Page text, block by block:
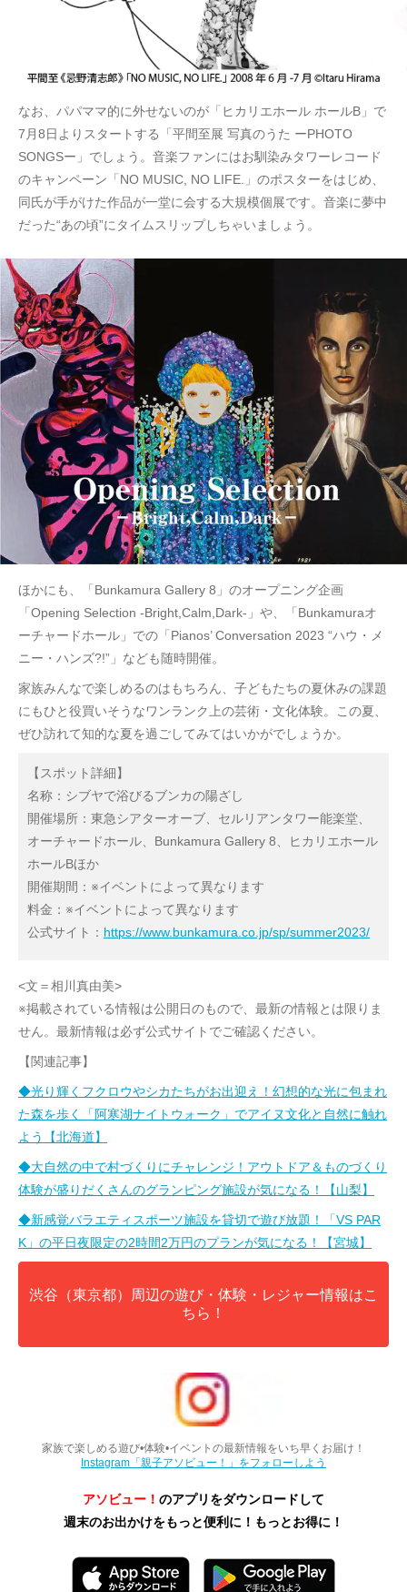
なお、パパママ的に外せないのが「ヒカリエホール ホールB」で
7月8日よりスタートする「平間至展 写真のうた ーPHOTO
SONGSー」でしょう。音楽ファンにはお馴染みタワーレコード
のキャンペーン「NO MUSIC, NO LIFE.」のポスターをはじめ、
同氏が手がけた作品が一堂に会する大規模個展です。音楽に夢中
だった“あの頃”にタイムスリップしちゃいましょう。
ほかにも、「Bunkamura Gallery 8」のオープニング企画
「Opening Selection -Bright,Calm,Dark-」や、「Bunkamuraオ
ーチャードホール」での「Pianos’ Conversation 2023 “ハウ・メ
ニー・ハンズ?!”」なども随時開催。
家族みんなで楽しめるのはもちろん、子どもたちの夏休みの課題
にもひと役買いそうなワンランク上の芸術・文化体験。この夏、
ぜひ訪れて知的な夏を過ごしてみてはいかがでしょうか。
【スポット詳細】
名称：シブヤで浴びるブンカの陽ざし
開催場所：東急シアターオーブ、セルリアンタワー能楽堂、
オーチャードホール、Bunkamura Gallery 8、ヒカリエホール
ホールBほか
開催期間：※イベントによって異なります
料金：※イベントによって異なります
公式サイト： https://www.bunkamura.co.jp/sp/summer2023/
<文＝相川真由美>
※掲載されている情報は公開日のもので、最新の情報とは限りま
せん。最新情報は必ず公式サイトでご確認ください。
【関連記事】
◆光り輝くフクロウやシカたちがお出迎え！幻想的な光に包まれ
た森を歩く「阿寒湖ナイトウォーク」でアイヌ文化と自然に触れ
よう【北海道】
◆大自然の中で村づくりにチャレンジ！アウトドア＆ものづくり
体験が盛りだくさんのグランピング施設が気になる！【山梨】
◆新感覚バラエティスポーツ施設を貸切で遊び放題！「VS PAR
K」の平日夜限定の2時間2万円のプランが気になる！【宮城】
渋谷（東京都）周辺の遊び・体験・レジャー情報はこ
ちら！
家族で楽しめる遊び•体験•イベントの最新情報をいち早くお届け！
Instagram「親子アソビュー！」をフォローしよう
アソビュー！ のアプリをダウンロードして
週末のお出かけをもっと便利に！もっとお得に！